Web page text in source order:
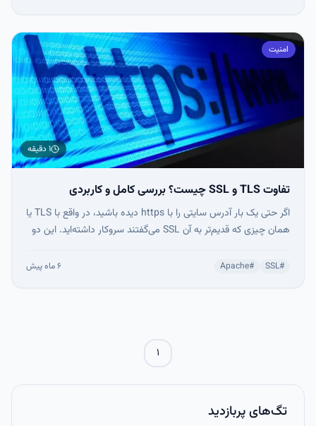
امنیت
۱ دقیقه
تفاوت TLS و SSL چیست؟ بررسی کامل و کاربردی
اگر حتی یک بار آدرس سایتی را با https دیده باشید، در واقع با TLS یا
همان چیزی که قدیم‌تر به آن SSL می‌گفتند سروکار داشته‌اید. این دو
کنند تا اطلاعاتی مثل رمز عبور، داده‌های بانکی و اطلاعات شخصی در
#
SSL
#
Apache ۶ ماه پیش
۱
تگ‌های پربازدید